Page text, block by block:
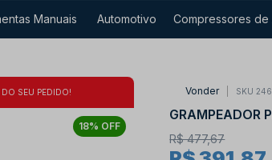
Manuais Automotivo Compressores de
SEU PEDIDO!
18% OFF
Vonder SKU
GRAMPEADOR
R$ 477,67